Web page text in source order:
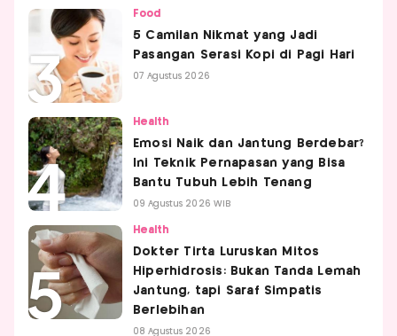
Food
5 Camilan Nikmat yang Jadi
Pasangan Serasi Kopi di Pagi Hari
07 Agustus 2026
Health
Emosi Naik dan Jantung Berdebar?
Ini Teknik Pernapasan yang Bisa
Bantu Tubuh Lebih Tenang
09 Agustus 2026 WIB
Health
Dokter Tirta Luruskan Mitos
Hiperhidrosis: Bukan Tanda Lemah
Jantung, tapi Saraf Simpatis
Berlebihan
08 Agustus 2026